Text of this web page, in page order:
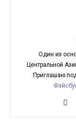
Один из
Центральной
Приглашаю